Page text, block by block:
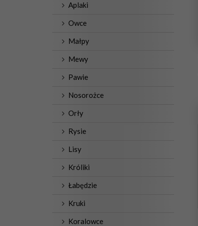
Aplaki
Owce
Małpy
Mewy
Pawie
Nosorożce
Orły
Rysie
Lisy
Króliki
Łabędzie
Kruki
Koralowce